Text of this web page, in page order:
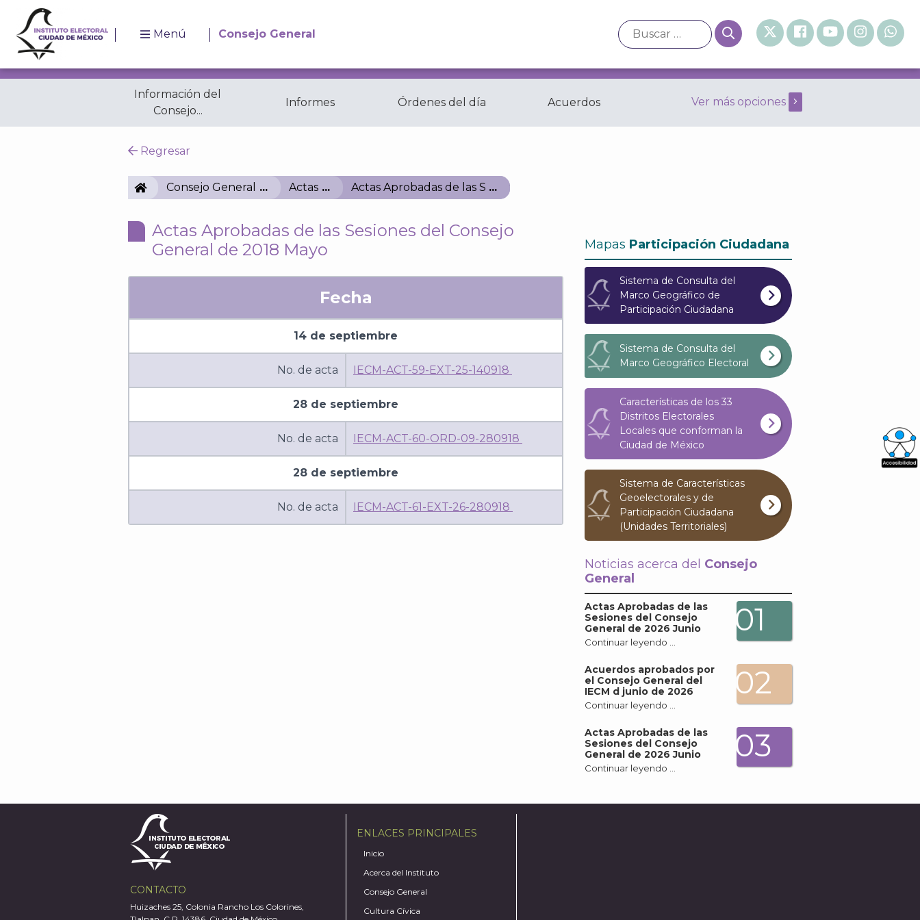
Menú Consejo General
Información del
Consejo...
Informes Órdenes del día Acuerdos
Resoluciones
Ver más opciones
Regresar
IECMConsejo General Actas Actas Aprobadas de las Sesiones del Consejo General de 2018 Mayo
Actas Aprobadas de las Sesiones del Consejo
General de 2018 Mayo
Fecha
14 de septiembre
No. de acta IECM-ACT-59-EXT-25-140918
28 de septiembre
No. de acta IECM-ACT-60-ORD-09-280918
28 de septiembre
No. de acta IECM-ACT-61-EXT-26-280918
Mapas Participación Ciudadana
Sistema de Consulta del
Marco Geográfico de
Participación Ciudadana
Sistema de Consulta del
Marco Geográfico Electoral
Características de los 33
Distritos Electorales
Locales que conforman la
Ciudad de México
Sistema de Características
Geoelectorales y de
Participación Ciudadana
(Unidades Territoriales)
Noticias acerca del Consejo
General
Actas Aprobadas de las
Sesiones del Consejo
General de 2026 Junio
Continuar leyendo …
01
Acuerdos aprobados por
el Consejo General del
IECM d junio de 2026
Continuar leyendo …
02
Actas Aprobadas de las
Sesiones del Consejo
General de 2026 Junio
Continuar leyendo …
03
CONTACTO
Huizaches 25, Colonia Rancho Los Colorines,
ENLACES PRINCIPALES
Inicio
Acerca del Instituto
Consejo General
Cultura Cívica